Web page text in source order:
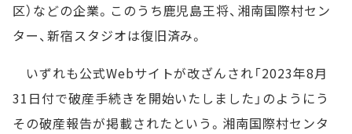
区）などの企業。このうち鹿児島王将、湘南国際村セン
ター、新宿スタジオは復旧済み。
いずれも公式Webサイトが改ざんされ「2023年8月
31日付で破産手続きを開始いたしました」のようにう
その破産報告が掲載されたという。湘南国際村センタ